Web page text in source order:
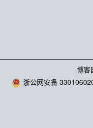
博客
浙公网安备